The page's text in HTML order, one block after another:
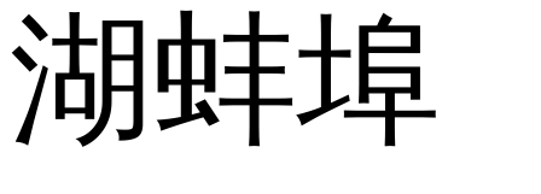
湖蚌埠